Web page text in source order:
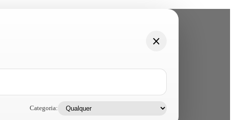
Categoria: